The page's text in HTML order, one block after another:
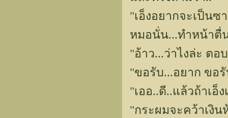
"เอ็งอยากจะเป็นซ
หมอนั่น...ทำหน้าตื่
"อ้าว...ว่าไงล่ะ ต
"ขอรับ...อยาก ขอ
"เออ..ดี..แล้วถ้าเอ็
"กระผมจะคว้าเงิ